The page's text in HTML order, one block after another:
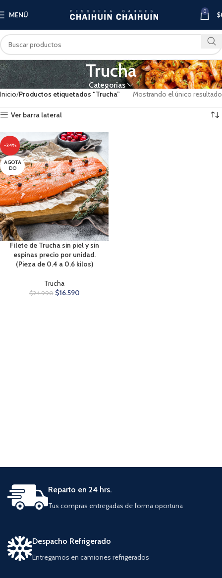
MENÚ 0 $
Trucha
Categorías
Inicio Productos etiquetados “Trucha” Mostrando el único resultado
Ver barra lateral
-34%
AGOTA
DO
Filete de Trucha sin piel y sin
espinas precio por unidad.
(Pieza de 0.4 a 0.6 kilos)
Trucha
$24.990 $16.590
Reparto en 24 hrs.
Tus compras entregadas de forma oportuna
Despacho Refrigerado
Entregamos en camiones refrigerados